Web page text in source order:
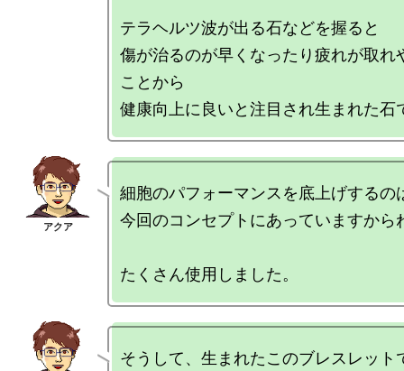
テラヘルツ波が出る石などを握ると
傷が治るのが早くなったり疲れが取れ
ことから
細胞のパフォーマンスを底上げするの
今回のコンセプトにあっていますから
そうして、生まれたこのブレスレット